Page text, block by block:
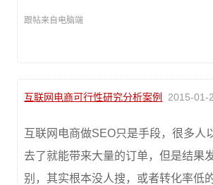
跟帖来自电脑端
互联网电商可行性研究分析案例 2015-01-
互联网电商做SEO只是手段，很多人
去了就能带来大量的订单，但是结果
别，其实根本没人搜，或者转化率低